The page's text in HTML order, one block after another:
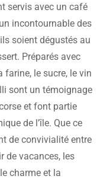
servis avec un café
incontournable des
soient dégustés au
Préparés avec
le sucre, le vin
sont un témoignage
et font partie
de l’île. Que ce
de convivialité entre
de vacances, les
charme et la